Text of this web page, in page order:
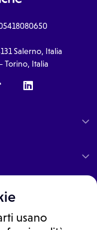
usano
Salerno, Italia
Torino, Italia